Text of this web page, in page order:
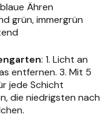
Ähren
grün, immergrün
: 1. Licht an
entfernen. 3. Mit 5
jede Schicht
die niedrigsten nach